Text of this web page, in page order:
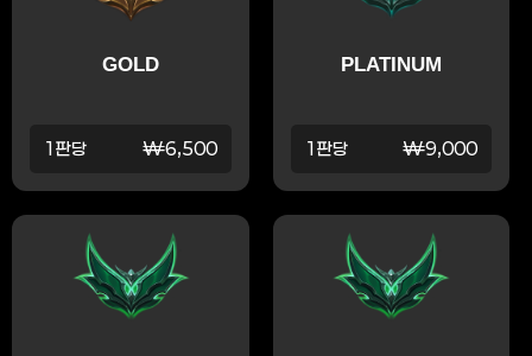
GOLD
1판당 ₩6,500
PLATINUM
1판당 ₩9,000